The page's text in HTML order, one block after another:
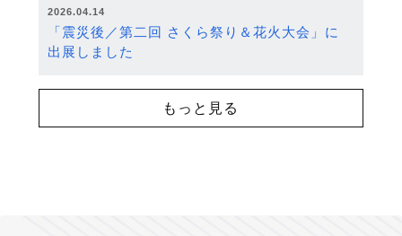
2026.04.14
「震災後／第二回 さくら祭り＆花火大会」に
出展しました
もっと見る